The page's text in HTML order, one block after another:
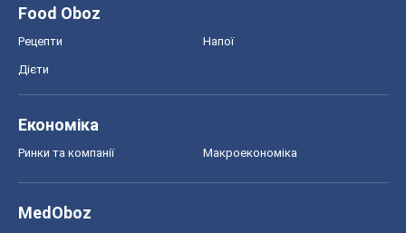
Food Oboz
Рецепти Напої
Дієти
Економіка
Ринки та компанії Макроекономіка
MedOboz